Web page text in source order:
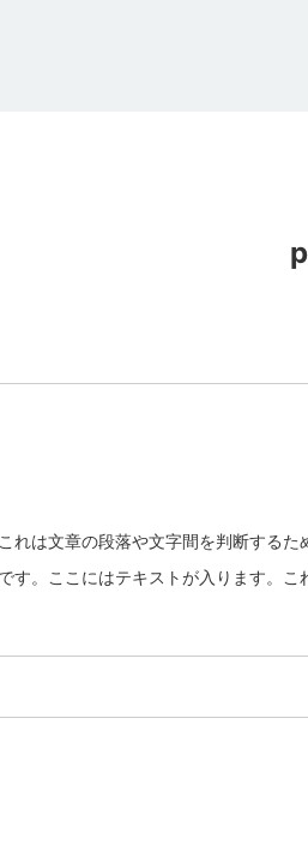
れは文章の段落や文字間を判断する
す。ここにはテキストが入ります。